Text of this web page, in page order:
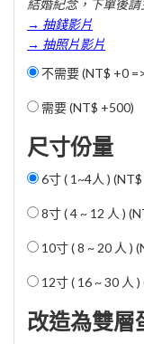
結婚紀念，下單後
→ 抽錢影片
→ 抽照片影片
不需要 (NT$ +0
需要 (NT$ +500)
尺寸份量
6寸 ( 1~4人 )
8寸 ( 4 ~ 12 人 ) (
10寸 ( 8 ~ 20 人 ) (
12寸 ( 16 ~ 30 人 )
改造為雙層